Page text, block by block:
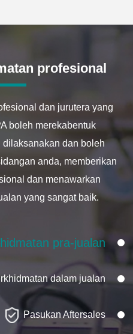
profesional
dan jurutera yang
boleh merekabentuk
dan boleh
anda, memberikan
dan menawarkan
yang sangat baik.
pra-jualan
dalam jualan
Pasukan Aftersales